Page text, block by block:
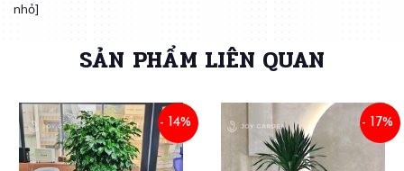
nhỏ]
SẢN PHẨM LIÊN QUAN
- 14% - 17%